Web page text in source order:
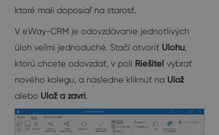
ktoré mali doposiaľ na starosť.
V eWay-CRM je odovzdávanie jednotlivých
úloh veľmi jednoduché. Stačí otvoriť Úlohu,
ktorú chcete odovzdať, v poli Riešiteľvybrať
nového kolegu, a následne kliknúť na Ulož
alebo Ulož a zavri.